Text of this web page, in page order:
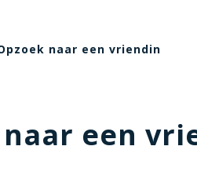
naar een vriendin
een